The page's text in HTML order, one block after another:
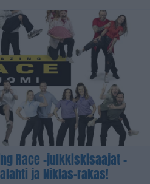
Race -julkkiskisaajat –
ja Niklas-rakas!